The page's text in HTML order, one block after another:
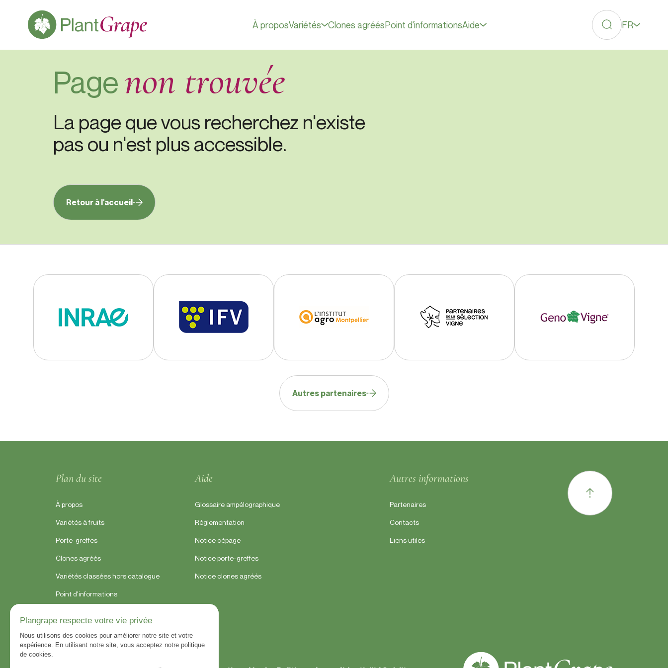
À proposVariétés Clones agréésPoint d'informationsAide FR
Pagenon trouvée
La page que vous recherchez n'existe
pas ou n'est plus accessible.
Retour à l'accueil
Autres partenaires
Plan du site
À propos
Variétés à fruits
Porte-greffes
Clones agréés
Variétés classées hors catalogue
Point d'informations
Aide
Glossaire ampélographique
Réglementation
Notice cépage
Notice porte-greffes
Notice clones agréés
Autres informations
Partenaires
Contacts
Liens utiles